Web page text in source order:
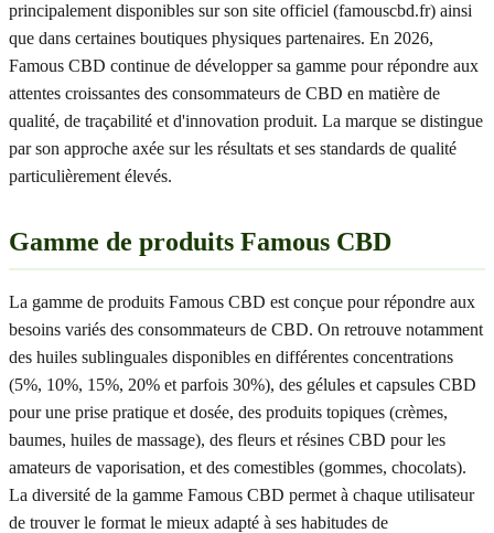
principalement disponibles sur son site officiel (famouscbd.fr) ainsi
que dans certaines boutiques physiques partenaires. En 2026,
Famous CBD continue de développer sa gamme pour répondre aux
attentes croissantes des consommateurs de CBD en matière de
qualité, de traçabilité et d'innovation produit. La marque se distingue
par son approche axée sur les résultats et ses standards de qualité
particulièrement élevés.
Gamme de produits Famous CBD
La gamme de produits Famous CBD est conçue pour répondre aux
besoins variés des consommateurs de CBD. On retrouve notamment
des huiles sublinguales disponibles en différentes concentrations
(5%, 10%, 15%, 20% et parfois 30%), des gélules et capsules CBD
pour une prise pratique et dosée, des produits topiques (crèmes,
baumes, huiles de massage), des fleurs et résines CBD pour les
amateurs de vaporisation, et des comestibles (gommes, chocolats).
La diversité de la gamme Famous CBD permet à chaque utilisateur
de trouver le format le mieux adapté à ses habitudes de